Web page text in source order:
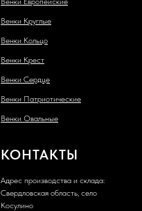
Венки Круглые
Венки Кольцо
Венки Крест
Венки Сердце
Венки Патриотические
Венки Овальные
КОНТАКТЫ
Адрес производства и склада:
Свердловская область, село
Косулино